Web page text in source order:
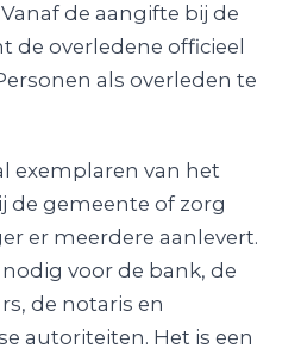
de aangifte bij de
overledene officieel
als overleden te
exemplaren van het
de gemeente of zorg
er meerdere aanlevert.
voor de bank, de
de notaris en
autoriteiten. Het is een